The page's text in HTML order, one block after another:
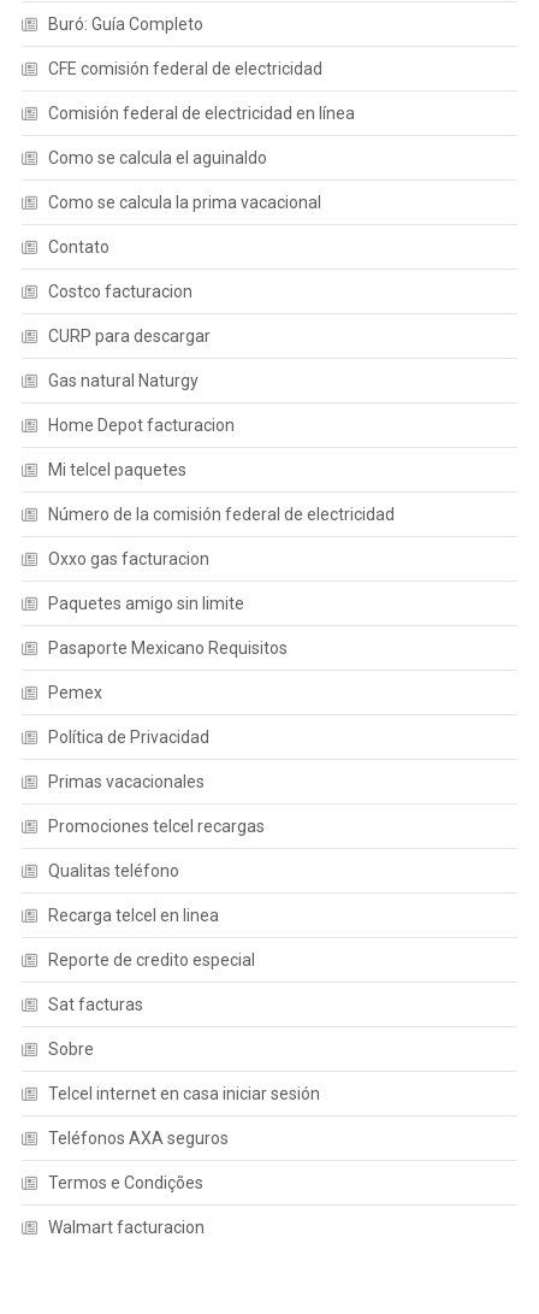
Buró: Guía Completo
CFE comisión federal de electricidad
Comisión federal de electricidad en línea
Como se calcula el aguinaldo
Como se calcula la prima vacacional
Contato
Costco facturacion
CURP para descargar
Gas natural Naturgy
Home Depot facturacion
Mi telcel paquetes
Número de la comisión federal de electricidad
Oxxo gas facturacion
Paquetes amigo sin limite
Pasaporte Mexicano Requisitos
Pemex
Política de Privacidad
Primas vacacionales
Promociones telcel recargas
Qualitas teléfono
Recarga telcel en linea
Reporte de credito especial
Sat facturas
Sobre
Telcel internet en casa iniciar sesión
Teléfonos AXA seguros
Termos e Condições
Walmart facturacion